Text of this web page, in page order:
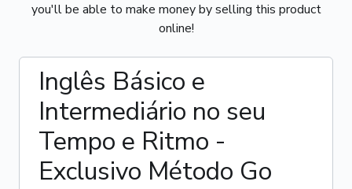
you'll be able to make money by selling this product
online!
Inglês Básico e
Intermediário no seu
Tempo e Ritmo -
Exclusivo Método Go